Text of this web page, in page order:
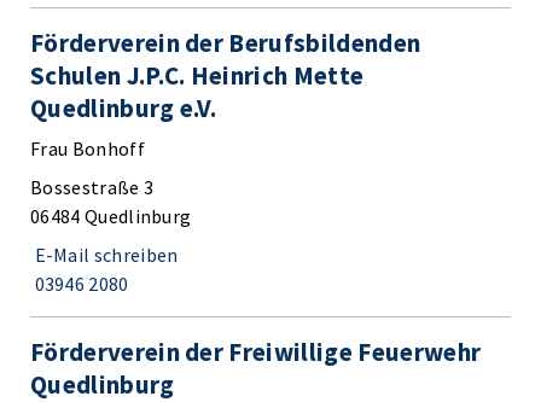
Förderverein der Berufsbildenden
Schulen J.P.C. Heinrich Mette
Quedlinburg e.V.
Frau Bonhoff
Bossestraße 3
06484 Quedlinburg
E-Mail schreiben
03946 2080
Förderverein der Freiwillige Feuerwehr
Quedlinburg